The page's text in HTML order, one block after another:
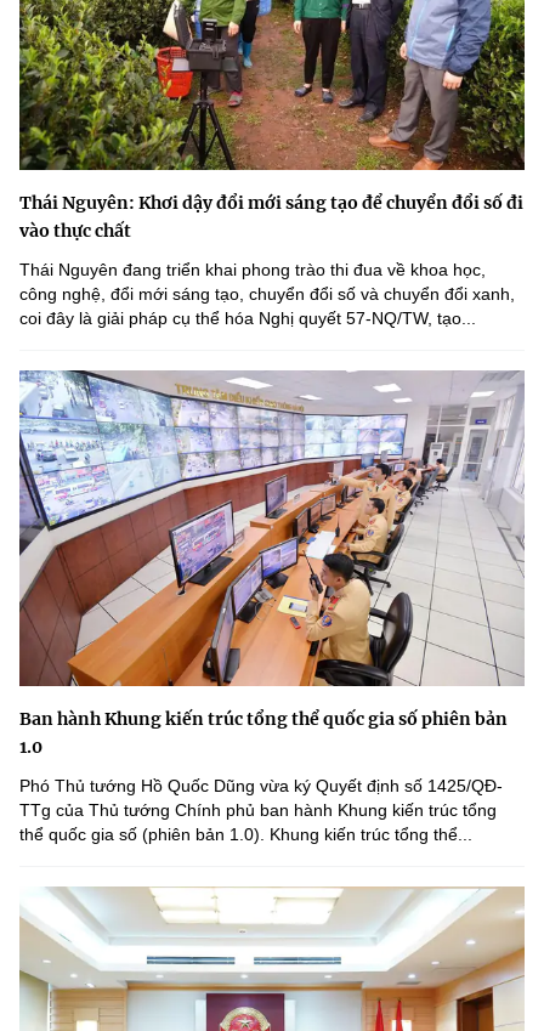
Thái Nguyên: Khơi dậy đổi mới sáng tạo để chuyển đổi số đi
vào thực chất
Thái Nguyên đang triển khai phong trào thi đua về khoa học,
công nghệ, đổi mới sáng tạo, chuyển đổi số và chuyển đổi xanh,
coi đây là giải pháp cụ thể hóa Nghị quyết 57-NQ/TW, tạo...
Ban hành Khung kiến trúc tổng thể quốc gia số phiên bản
1.0
Phó Thủ tướng Hồ Quốc Dũng vừa ký Quyết định số 1425/QĐ-
TTg của Thủ tướng Chính phủ ban hành Khung kiến trúc tổng
thể quốc gia số (phiên bản 1.0). Khung kiến trúc tổng thể...